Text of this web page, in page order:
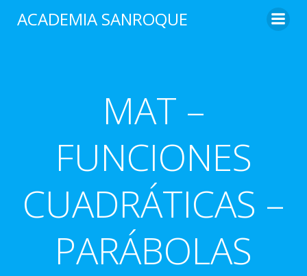
al
ACADEMIA SANROQUE
MAT –
FUNCIONES
CUADRÁTICAS –
PARÁBOLAS